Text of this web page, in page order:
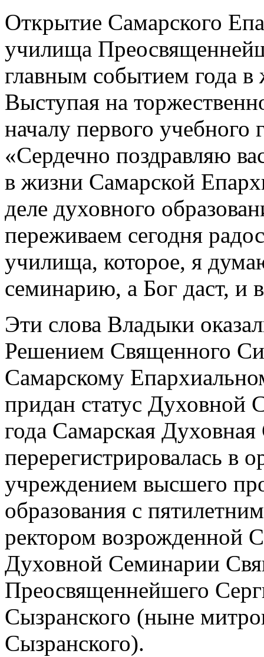
Открытие Самарского
училища
главным событием года
Выступая на
началу первого учебного
«Сердечно поздравляю
в жизни Самарской
деле духовного
переживаем сегодня
училища, которое, я
семинарию, а Бог даст, и
Эти слова Владыки
Решением Священного
Самарскому
придан статус Духовной
года Самарская
перерегистрировалась в
учреждением высшего
образования с
ректором возрожденной
Духовной Семинарии
Преосвященнейшего
Сызранского (ныне
Сызранского).